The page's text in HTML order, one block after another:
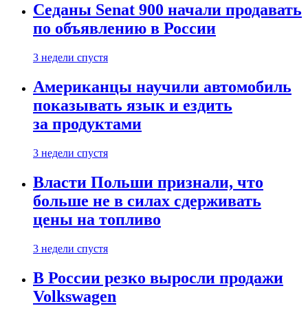
Седаны Senat 900 начали продавать
по объявлению в России
3 недели спустя
Американцы научили автомобиль
показывать язык и ездить
за продуктами
3 недели спустя
Власти Польши признали, что
больше не в силах сдерживать
цены на топливо
3 недели спустя
В России резко выросли продажи
Volkswagen